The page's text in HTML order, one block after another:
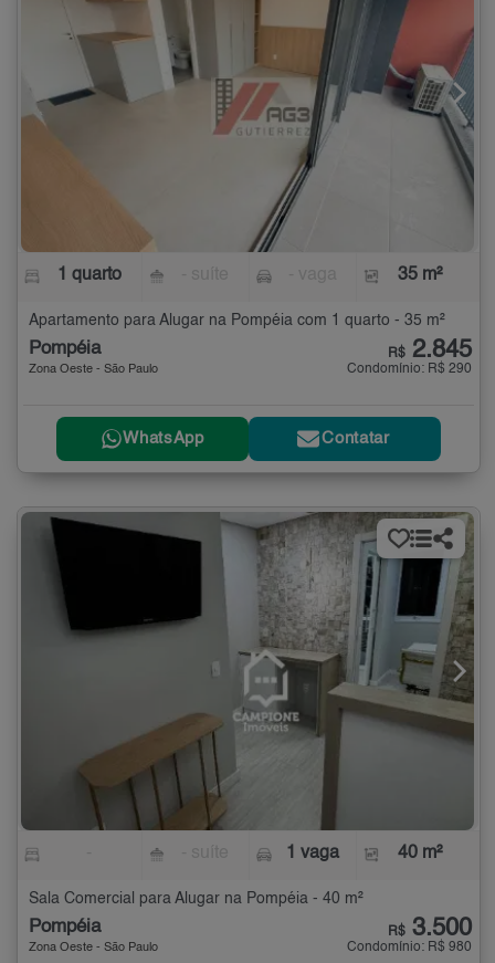
1 quarto 35 m²
Apartamento para Alugar na Pompéia com 1 quarto - 35 m²
Pompéia
Zona Oeste - São Paulo
R$ 2.845
Condomínio: R$ 290
WhatsApp Contatar
1 vaga 40 m²
Sala Comercial para Alugar na Pompéia - 40 m²
Pompéia
Zona Oeste - São Paulo
R$ 3.500
Condomínio: R$ 980